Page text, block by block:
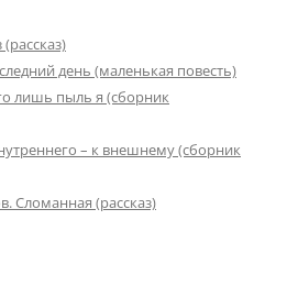
день (маленькая повесть)
лишь пыль я (сборник
– к внешнему (сборник
Сломанная (рассказ)